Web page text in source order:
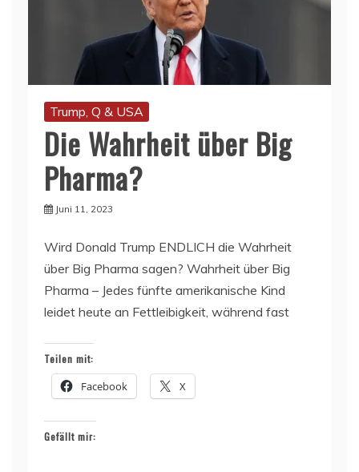
Trump, Q & USA
Die Wahrheit über Big
Pharma?
Juni 11, 2023
Wird Donald Trump ENDLICH die Wahrheit
über Big Pharma sagen? Wahrheit über Big
Pharma – Jedes fünfte amerikanische Kind
leidet heute an Fettleibigkeit, während fast
Teilen mit:
Facebook X
Gefällt mir: